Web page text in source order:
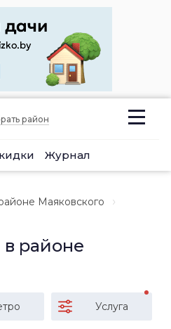
район
Журнал
Маяковского
районе
Услуга